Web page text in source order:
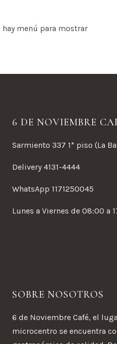
hay menú para mostrar
6 DE NOVIEMBRE
Sarmiento 337 1* piso (La
Delivery 4131-4444
WhatsApp 1171250045
Lunes a Viernes de 08:00 a
SOBRE NOSOTROS
6 de Noviembre Café, el
microcentro se encuentra